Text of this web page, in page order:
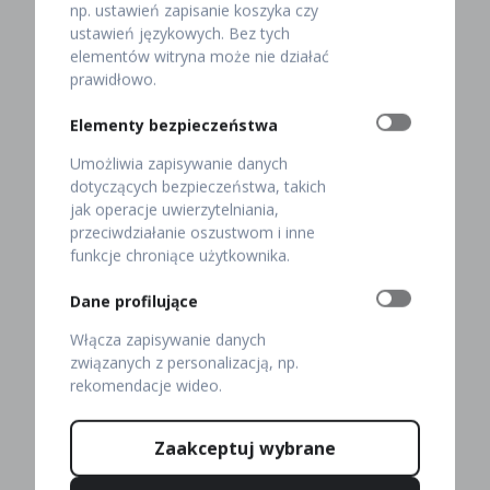
półgęsek,
czerninę,
gęś pieczoną,
talerz świętego Marcina.
Na przystawkę polecamy potrawę z gęsich podrobów,
czylipipki gęsie. To szyjki, które faszerujemy cielęcina
towarzystwie czerniny. Ta zupa na rosole jest słodko-
zapobiegają krzepnięciu gęsiej krwi. Ponadto 11
listopada w naszej restauracji na przekąskę możesz
zamówićterrinę . Jest to pasztet z nieprzetłuszczonych
A co na danie główne z gęsiny na świętego Marcina?
np. ustawień zapisanie koszyka czy
ustawień językowych. Bez tych
elementów witryna może nie działać
prawidłowo.
Elementy bezpieczeństwa
Umożliwia zapisywanie danych
dotyczących bezpieczeństwa, takich
jak operacje uwierzytelniania,
przeciwdziałanie oszustwom i inne
funkcje chroniące użytkownika.
Dane profilujące
Włącza zapisywanie danych
związanych z personalizacją, np.
rekomendacje wideo.
Zaakceptuj wybrane